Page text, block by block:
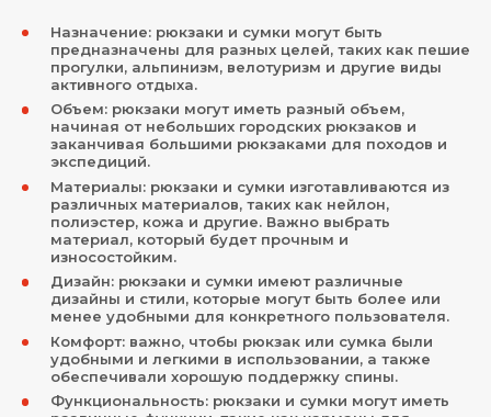
Назначение: рюкзаки и сумки могут быть
предназначены для разных целей, таких как пешие
прогулки, альпинизм, велотуризм и другие виды
активного отдыха.
Объем: рюкзаки могут иметь разный объем,
начиная от небольших городских рюкзаков и
заканчивая большими рюкзаками для походов и
экспедиций.
Материалы: рюкзаки и сумки изготавливаются из
различных материалов, таких как нейлон,
полиэстер, кожа и другие. Важно выбрать
материал, который будет прочным и
износостойким.
Дизайн: рюкзаки и сумки имеют различные
дизайны и стили, которые могут быть более или
менее удобными для конкретного пользователя.
Комфорт: важно, чтобы рюкзак или сумка были
удобными и легкими в использовании, а также
обеспечивали хорошую поддержку спины.
Функциональность: рюкзаки и сумки могут иметь